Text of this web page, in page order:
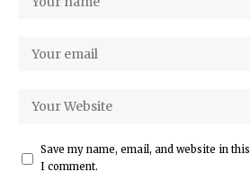
Save my name, email, and website in
I comment.